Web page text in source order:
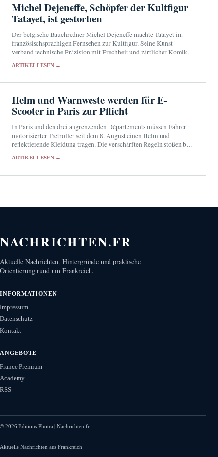
Michel Dejeneffe, Schöpfer der Kultfigur
Tatayet, ist gestorben
Der belgische Bauchredner Michel Dejeneffe machte Tatayet im
französischsprachigen Fernsehen zur Kultfigur. Seine Kunst
verband technische Präzision mit Frechheit und zärtlicher Komik.
ARTIKEL LESEN →
Helm und Warnweste werden für E-
Scooter in Paris zur Pflicht
In Paris und den drei angrenzenden Départements müssen Fahrer
motorisierter Tretroller seit dem 8. August einen Helm und
reflektierende Kleidung tragen. Die verschärften Regeln stoßen bei
ARTIKEL LESEN →
NACHRICHTEN.FR
Aktuelle Nachrichten, Hintergründe und praktische
Orientierung rund um Frankreich.
INFORMATIONEN
Impressum
Datenschutz
Kontakt
ANGEBOTE
France Premium
Academy
RSS
© 2026 Editions Photra | Nachrichten.fr
Aktuelle Nachrichten aus Frankreich